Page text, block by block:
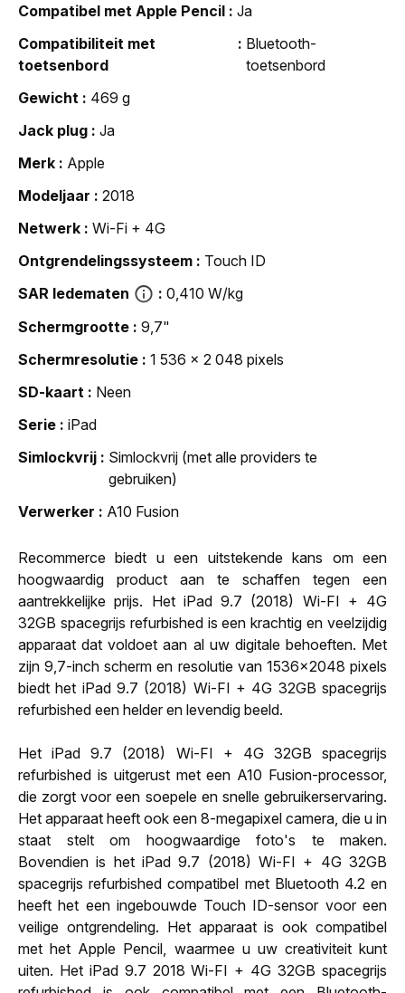
Compatibel met Apple Pencil
Ja
Compatibiliteit met
toetsenbord
Bluetooth-
toetsenbord
Gewicht
469 g
Jack plug
Ja
Merk
Apple
Modeljaar
2018
Netwerk
Wi-Fi + 4G
Ontgrendelingssysteem
Touch ID
SAR ledematen
0,410 W/kg
Schermgrootte
9,7"
Schermresolutie
1 536 x 2 048 pixels
SD-kaart
Neen
Serie
iPad
Simlockvrij
Simlockvrij (met alle providers te
gebruiken)
Verwerker
A10 Fusion
Recommerce biedt u een uitstekende kans om een
hoogwaardig product aan te schaffen tegen een
aantrekkelijke prijs. Het iPad 9.7 (2018) Wi-FI + 4G
32GB spacegrijs refurbished is een krachtig en veelzijdig
apparaat dat voldoet aan al uw digitale behoeften. Met
zijn 9,7-inch scherm en resolutie van 1536x2048 pixels
biedt het iPad 9.7 (2018) Wi-FI + 4G 32GB spacegrijs
refurbished een helder en levendig beeld.
Het iPad 9.7 (2018) Wi-FI + 4G 32GB spacegrijs
refurbished is uitgerust met een A10 Fusion-processor,
die zorgt voor een soepele en snelle gebruikerservaring.
Het apparaat heeft ook een 8-megapixel camera, die u in
staat stelt om hoogwaardige foto's te maken.
Bovendien is het iPad 9.7 (2018) Wi-FI + 4G 32GB
spacegrijs refurbished compatibel met Bluetooth 4.2 en
heeft het een ingebouwde Touch ID-sensor voor een
veilige ontgrendeling. Het apparaat is ook compatibel
met het Apple Pencil, waarmee u uw creativiteit kunt
uiten. Het iPad 9.7 2018 Wi-FI + 4G 32GB spacegrijs